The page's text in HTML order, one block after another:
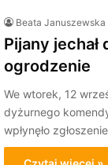
Beata Januszewska
Pijany jechał
ogrodzenie
We wtorek, 12
dyżurnego
wpłynęło